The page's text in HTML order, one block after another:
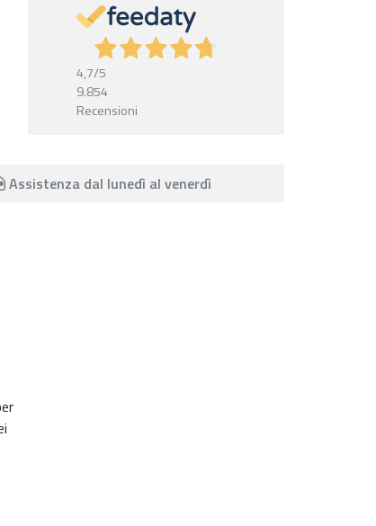
4,7/5
9.854
Recensioni
Assistenza dal lunedì al venerdì